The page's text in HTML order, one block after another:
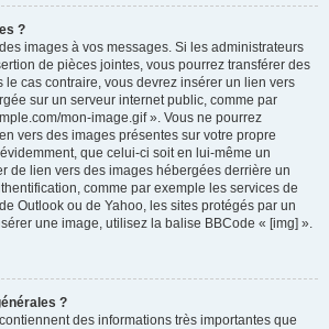
?
images à vos messages. Si les administrateurs
de pièces jointes, vous pourrez transférer des
le cas contraire, vous devrez insérer un lien vers
sur un serveur internet public, comme par
mon-image.gif ». Vous ne pourrez
vers des images présentes sur votre propre
que celui-ci soit en lui-même un
de lien vers des images hébergées derrière un
comme par exemple les services de
Outlook ou de Yahoo, les sites protégés par un
une image, utilisez la balise BBCode « [img] ».
?
des informations très importantes que